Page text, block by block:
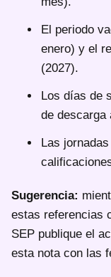
El periodo
enero) y el
(2027).
Los días de
de descarga
Las
Sugerencia:
estas referencias
SEP publique el
esta nota con las